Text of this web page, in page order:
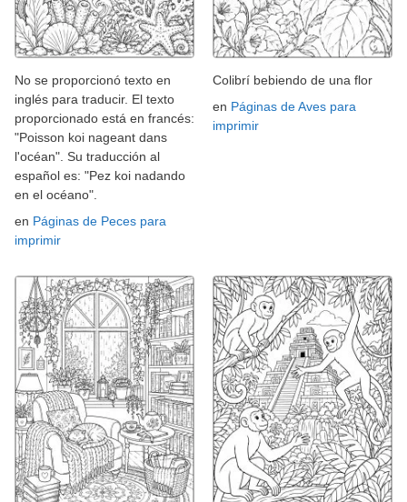
No se proporcionó texto en
inglés para traducir. El texto
proporcionado está en francés:
"Poisson koi nageant dans
l'océan". Su traducción al
español es: "Pez koi nadando
en el océano".
en Páginas de Peces para
imprimir
Colibrí bebiendo de una flor
en Páginas de Aves para
imprimir